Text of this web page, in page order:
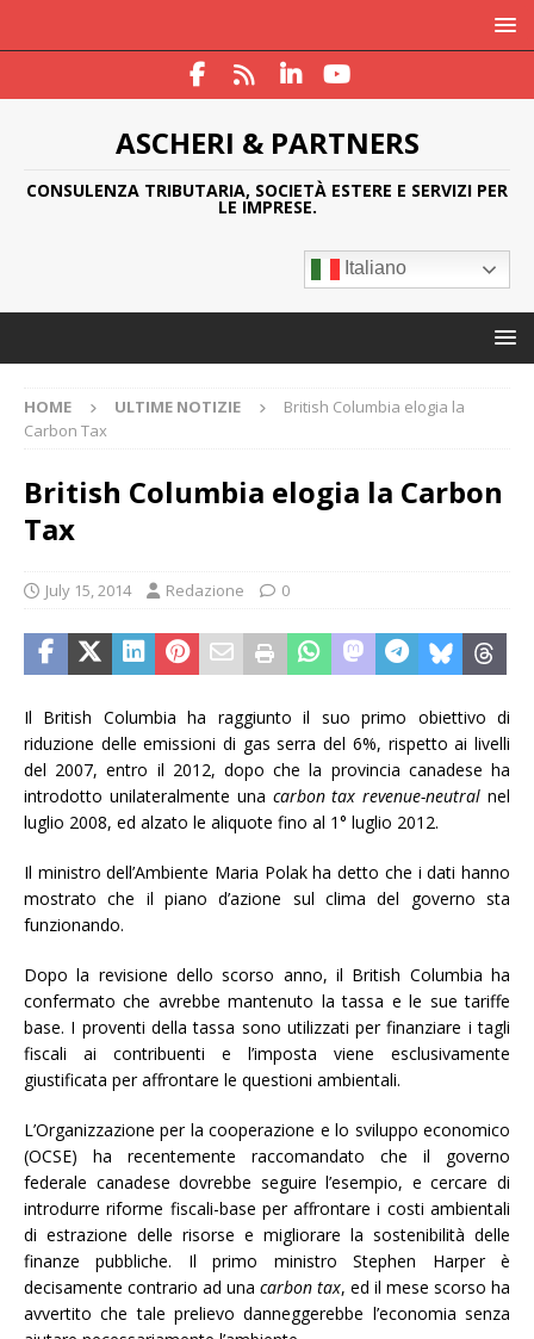
ASCHERI & PARTNERS
CONSULENZA TRIBUTARIA, SOCIETÀ ESTERE E SERVIZI PER
LE IMPRESE.
Italiano
HOME ULTIME NOTIZIE
British Columbia elogia la
Carbon Tax
British Columbia elogia la Carbon
Tax
July 15, 2014 Redazione 0
Il British Columbia ha raggiunto il suo primo obiettivo di
riduzione delle emissioni di gas serra del 6%, rispetto ai livelli
del 2007, entro il 2012, dopo che la provincia canadese ha
introdotto unilateralmente una carbon tax revenue-neutral nel
luglio 2008, ed alzato le aliquote fino al 1° luglio 2012.
Il ministro dell’Ambiente Maria Polak ha detto che i dati hanno
mostrato che il piano d’azione sul clima del governo sta
funzionando.
Dopo la revisione dello scorso anno, il British Columbia ha
confermato che avrebbe mantenuto la tassa e le sue tariffe
base. I proventi della tassa sono utilizzati per finanziare i tagli
fiscali ai contribuenti e l’imposta viene esclusivamente
giustificata per affrontare le questioni ambientali.
L’Organizzazione per la cooperazione e lo sviluppo economico
(OCSE) ha recentemente raccomandato che il governo
federale canadese dovrebbe seguire l’esempio, e cercare di
introdurre riforme fiscali-base per affrontare i costi ambientali
di estrazione delle risorse e migliorare la sostenibilità delle
finanze pubbliche. Il primo ministro Stephen Harper è
decisamente contrario ad una carbon tax, ed il mese scorso ha
avvertito che tale prelievo danneggerebbe l’economia senza